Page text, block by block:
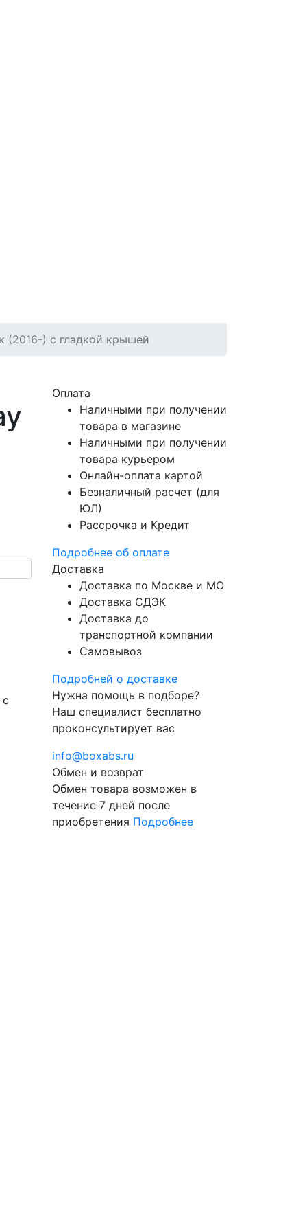
(2016-) с гладкой крышей
Оплата
Наличными при получении
товара в магазине
Наличными при получении
товара курьером
Онлайн-оплата картой
Безналичный расчет (для
ЮЛ)
Рассрочка и Кредит
Подробнее об оплате
Доставка
Доставка по Москве и МО
Доставка СДЭК
Доставка до
транспортной компании
Самовывоз
Подробней о доставке
Нужна помощь в подборе?
Наш специалист бесплатно
проконсультирует вас
info@boxabs.ru
Обмен и возврат
Обмен товара возможен в
течение 7 дней после
приобретения Подробнее